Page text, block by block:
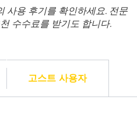
사용 후기를 확인하세요. 전문
수수료를 받기도 합니다.
고스트 사용자